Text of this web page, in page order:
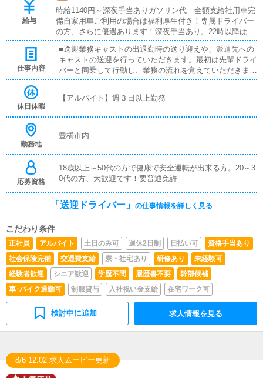
給与
時給1140円～深夜手当ありガソリン代 全額支給社用車完
備自家用車ご利用の場合は福利厚生付き！専属ドライバー
の方、さらに優遇あります！深夜手当あり。22時以降は時
給がアップ！
仕事内容
■送迎業務キャストの出退勤時の送り迎えや、派遣先への
キャストの送迎を行っていただきます。最初は先輩ドライ
バーと同乗して行動し、業務の流れを覚えていただきます
ので、未経験の方でも安心して働けます。お客様と対面で
は支給します。■清掃業務送迎業務の空き時間に、事務所
休日休暇
【アルバイト】週３日以上勤務
勤務地
豊橋市内
応募資格
18歳以上～50代の方で健康で安全運転が出来る方。20～3
0代の方、大歓迎です！要普通免許
「送迎ドライバー」 の仕事情報を詳しく見る
こだわり条件
正社員 アルバイト 土日のみ可 週休2日制 日払い可
資格手当あり
社会保険完備
交通費支給 寮・社宅あり 研修あり
未経験可
経験者歓迎
シニア歓迎 学歴不問 履歴書不要
幹部候補
車･バイク通勤可
制服貸与 入社祝い金支給 在宅ワーク可
検討中に追加 求人情報を見る
8/6 12:02 求人ムービー更新